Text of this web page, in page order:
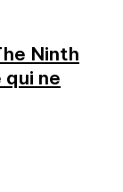
Ninth
ne